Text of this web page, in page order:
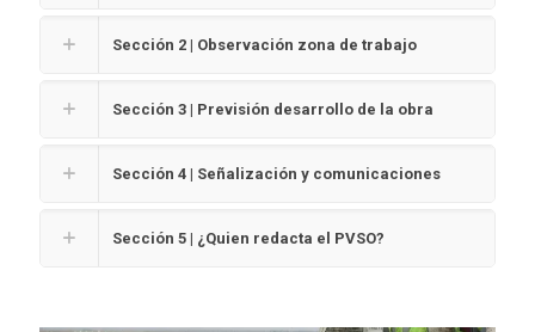
Sección 2 | Observación zona de trabajo
Sección 3 | Previsión desarrollo de la obra
Sección 4 | Señalización y comunicaciones
Sección 5 | ¿Quien redacta el PVSO?